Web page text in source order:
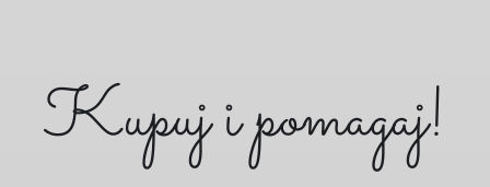
Kupuj i pomagaj!
POMAGAMY RAZEM